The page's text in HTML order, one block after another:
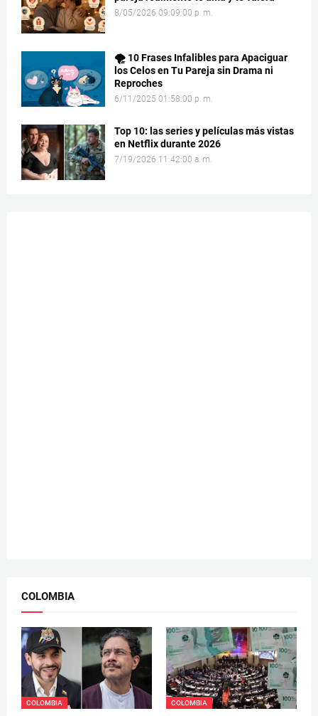
8/05/2026 09:09:00 p. m.
🌪️ 10 Frases Infalibles para Apaciguar
los Celos en Tu Pareja sin Drama ni
Reproches
6/11/2025 01:58:00 p. m.
Top 10: las series y películas más vistas
en Netflix durante 2026
7/19/2026 11:42:00 a. m.
COLOMBIA
COLOMBIA COLOMBIA